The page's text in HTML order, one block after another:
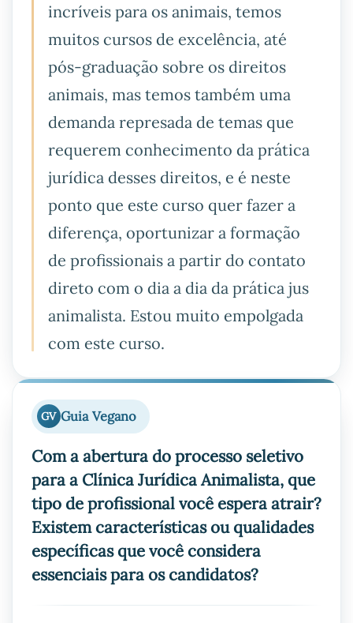
incríveis para os animais, temos
muitos cursos de excelência, até
pós-graduação sobre os direitos
animais, mas temos também uma
demanda represada de temas que
requerem conhecimento da prática
jurídica desses direitos, e é neste
ponto que este curso quer fazer a
diferença, oportunizar a formação
de profissionais a partir do contato
direto com o dia a dia da prática jus
animalista. Estou muito empolgada
com este curso.
GV Guia Vegano
Com a abertura do processo seletivo
para a Clínica Jurídica Animalista, que
tipo de profissional você espera atrair?
Existem características ou qualidades
específicas que você considera
essenciais para os candidatos?